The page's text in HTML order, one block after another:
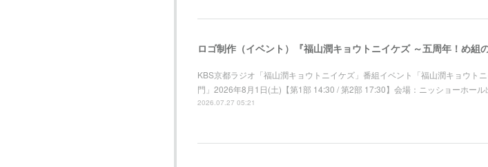
ロゴ制作（イベント）『福山潤キョウトニイケズ ～五周年！め
KBS京都ラジオ「福山潤キョウトニイケズ」番組イベント「福山潤キョウト
門」2026年8月1日(土)【第1部 14:30 / 第2部 17:30】会場：ニッショーホー
2026.07.27 05:21